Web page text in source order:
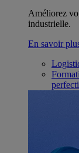
Améliorez
industrielle.
En savoir